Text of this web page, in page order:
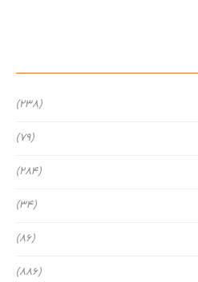
(238)
(79)
(284)
(34)
(86)
(886)